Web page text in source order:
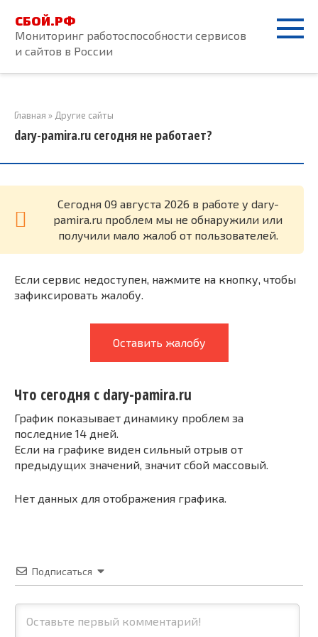
контенту
СБОЙ.РФ
Мониторинг работоспособности сервисов
и сайтов в России
Главная » Другие сайты
dary-pamira.ru сегодня не работает?
Cегодня 09 августа 2026 в работе у dary-
pamira.ru проблем мы не обнаружили или
получили мало жалоб от пользователей.
Если сервис недоступен, нажмите на кнопку, чтобы
зафиксировать жалобу.
Оставить жалобу
Что сегодня с dary-pamira.ru
График показывает динамику проблем за
последние 14 дней.
Если на графике виден сильный отрыв от
предыдущих значений, значит сбой массовый.
Нет данных для отображения графика.
Подписаться